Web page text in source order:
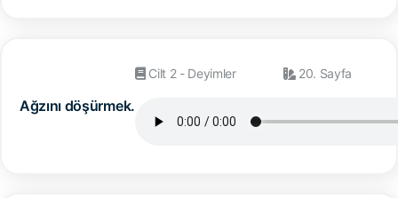
Ağzını döşürmek.
Cilt 2 - Deyimler 20. Sayfa